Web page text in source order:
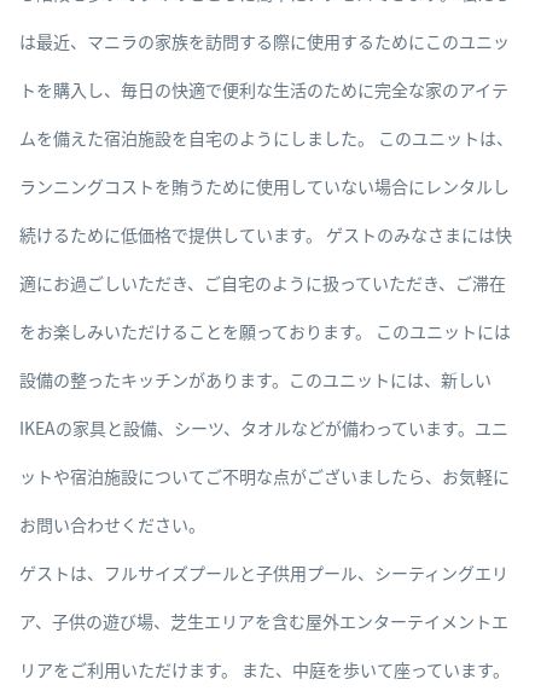
は最近、マニラの家族を訪問する際に使用するためにこのユニッ
トを購入し、毎日の快適で便利な生活のために完全な家のアイテ
ムを備えた宿泊施設を自宅のようにしました。 このユニットは、
ランニングコストを賄うために使用していない場合にレンタルし
続けるために低価格で提供しています。 ゲストのみなさまには快
適にお過ごしいただき、ご自宅のように扱っていただき、ご滞在
をお楽しみいただけることを願っております。 このユニットには
設備の整ったキッチンがあります。このユニットには、新しい
IKEAの家具と設備、シーツ、タオルなどが備わっています。ユニ
ットや宿泊施設についてご不明な点がございましたら、お気軽に
お問い合わせください。
ゲストは、フルサイズプールと子供用プール、シーティングエリ
ア、子供の遊び場、芝生エリアを含む屋外エンターテイメントエ
リアをご利用いただけます。 また、中庭を歩いて座っています。